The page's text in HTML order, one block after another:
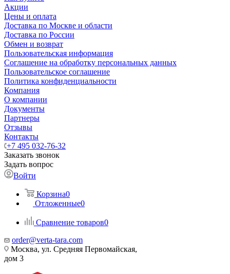
Акции
Цены и оплата
Доставка по Москве и области
Доставка по России
Обмен и возврат
Пользовательская информация
Соглашение на обработку персональных данных
Пользовательское соглашение
Политика конфиденциальности
Компания
О компании
Документы
Партнеры
Отзывы
Контакты
+7 495 032-76-32
Заказать звонок
Задать вопрос
Войти
Корзина0
Отложенные0
Сравнение товаров0
order@verta-tara.com
Москва, ул. Средняя Первомайская,
дом 3